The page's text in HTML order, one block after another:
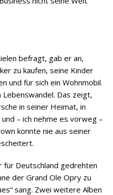
befragt, gab er an,
zu kaufen, seine Kinder
und für sich ein Wohnmobil.
Lebenswandel. Das zeigt,
in seiner Heimat, in
– ich nehme es vorweg –
konnte nie aus seiner
für Deutschland gedrehten
der Grand Ole Opry zu
sang. Zwei weitere Alben